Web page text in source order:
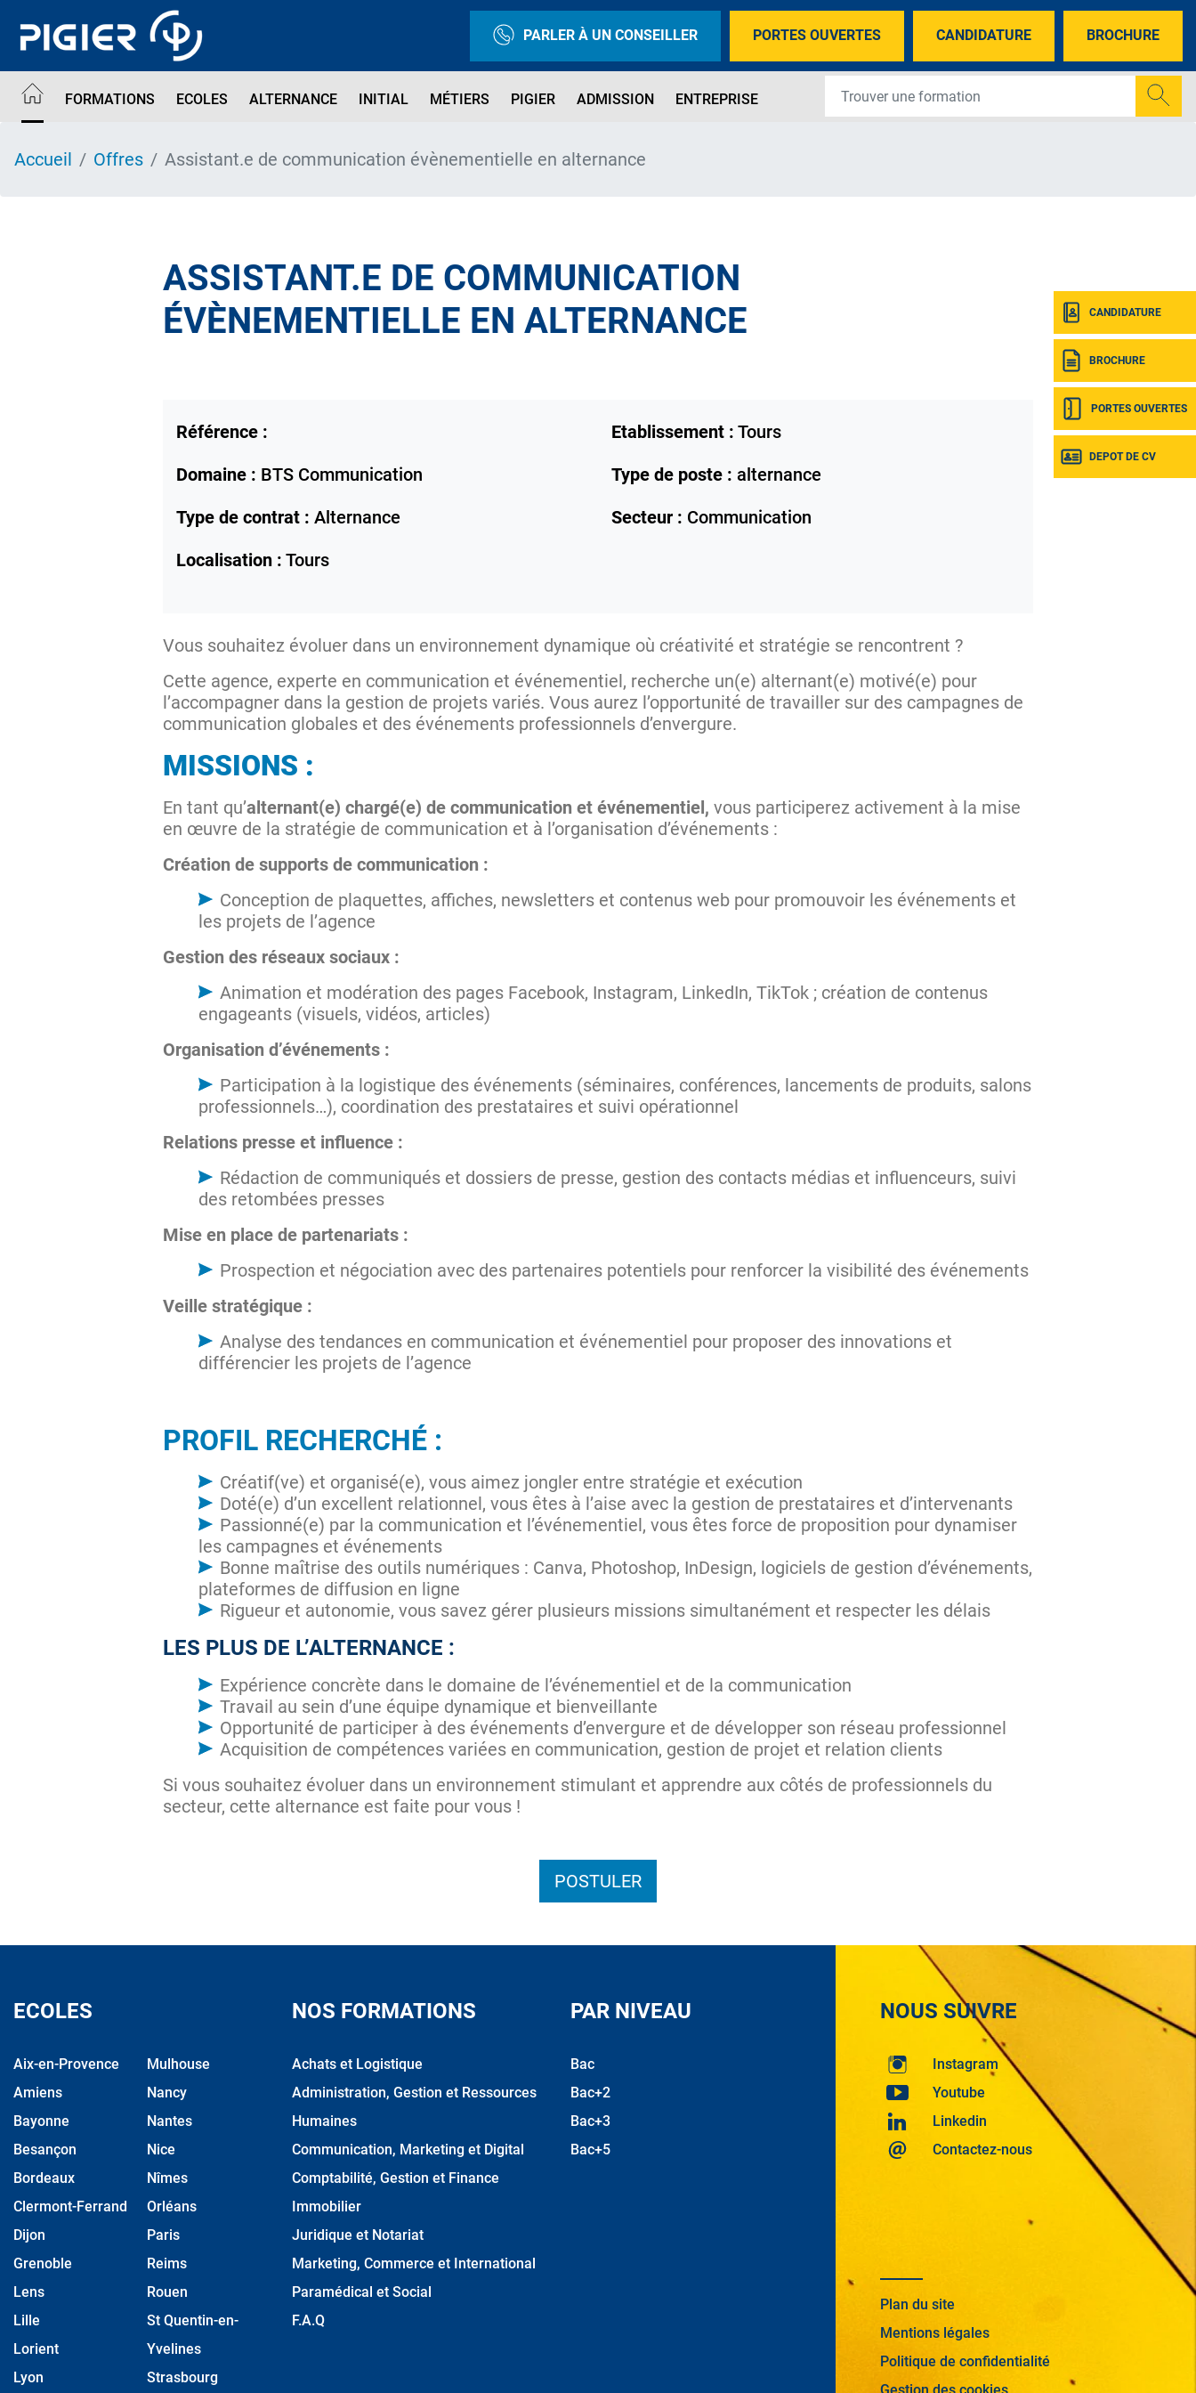
contenu
PARLER À UN CONSEILLER PORTES OUVERTES CANDIDATURE BROCHURE
FORMATIONS ECOLES ALTERNANCE INITIAL MÉTIERS PIGIER ADMISSION ENTREPRISE
CANDIDATURE
BROCHURE
PORTES OUVERTES
DEPOT DE CV
Accueil Offres Assistant.e de communication évènementielle en alternance
ASSISTANT.E DE COMMUNICATION
ÉVÈNEMENTIELLE EN ALTERNANCE
Référence : Etablissement : Tours
Domaine : BTS Communication Type de poste : alternance
Type de contrat : Alternance Secteur : Communication
Localisation : Tours
Vous souhaitez évoluer dans un environnement dynamique où créativité et stratégie se rencontrent ?
Cette agence, experte en communication et événementiel, recherche un(e) alternant(e) motivé(e) pour
l’accompagner dans la gestion de projets variés. Vous aurez l’opportunité de travailler sur des campagnes de
communication globales et des événements professionnels d’envergure.
MISSIONS :
En tant qu’alternant(e) chargé(e) de communication et événementiel, vous participerez activement à la mise
en œuvre de la stratégie de communication et à l’organisation d’événements :
Création de supports de communication :
Conception de plaquettes, affiches, newsletters et contenus web pour promouvoir les événements et
les projets de l’agence
Gestion des réseaux sociaux :
Animation et modération des pages Facebook, Instagram, LinkedIn, TikTok ; création de contenus
engageants (visuels, vidéos, articles)
Organisation d’événements :
Participation à la logistique des événements (séminaires, conférences, lancements de produits, salons
professionnels…), coordination des prestataires et suivi opérationnel
Relations presse et influence :
Rédaction de communiqués et dossiers de presse, gestion des contacts médias et influenceurs, suivi
des retombées presses
Mise en place de partenariats :
Prospection et négociation avec des partenaires potentiels pour renforcer la visibilité des événements
Veille stratégique :
Analyse des tendances en communication et événementiel pour proposer des innovations et
différencier les projets de l’agence
PROFIL RECHERCHÉ :
Créatif(ve) et organisé(e), vous aimez jongler entre stratégie et exécution
Doté(e) d’un excellent relationnel, vous êtes à l’aise avec la gestion de prestataires et d’intervenants
Passionné(e) par la communication et l’événementiel, vous êtes force de proposition pour dynamiser
les campagnes et événements
Bonne maîtrise des outils numériques : Canva, Photoshop, InDesign, logiciels de gestion d’événements,
plateformes de diffusion en ligne
Rigueur et autonomie, vous savez gérer plusieurs missions simultanément et respecter les délais
LES PLUS DE L’ALTERNANCE :
Expérience concrète dans le domaine de l’événementiel et de la communication
Travail au sein d’une équipe dynamique et bienveillante
Opportunité de participer à des événements d’envergure et de développer son réseau professionnel
Acquisition de compétences variées en communication, gestion de projet et relation clients
Si vous souhaitez évoluer dans un environnement stimulant et apprendre aux côtés de professionnels du
secteur, cette alternance est faite pour vous !
POSTULER
ECOLES
Aix-en-Provence
Amiens
Bayonne
Besançon
Bordeaux
Clermont-Ferrand
Dijon
Grenoble
Lens
Lille
Lorient
Lyon
Mulhouse
Nancy
Nantes
Nice
Nîmes
Orléans
Paris
Reims
Rouen
St Quentin-en-
Yvelines
Strasbourg
NOS FORMATIONS
Achats et Logistique
Administration, Gestion et Ressources
Humaines
Communication, Marketing et Digital
Comptabilité, Gestion et Finance
Immobilier
Juridique et Notariat
Marketing, Commerce et International
Paramédical et Social
F.A.Q
PAR NIVEAU
Bac
Bac+2
Bac+3
Bac+5
NOUS SUIVRE
Instagram
Youtube
Linkedin
Contactez-nous
Plan du site
Mentions légales
Politique de confidentialité
Gestion des cookies